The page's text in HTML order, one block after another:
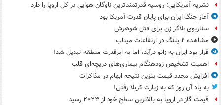
نشریه آمریکایی: روسیه قدرتمندترین ناوگان هوایی در کل اروپا را دارد
آغاز جنگ ایران برای پایان قدرت آمریکا بود
سناریوی بلاگر زن برای قتل شوهرش
مشاهده ۴ پلنگ در ارتفاعات میناب
قرار بود ایران به زانو درآید، اما به ابرقدرت منطقه تبدیل شد!
اهمیت تشخیص زودهنگام بیماری‌های دریچه‌ای قلب
افزایش مجدد قیمت بنزین نتیجه ابهام در مذاکرات
به یاد آن روز که به زیارت کربلا رفتی!
قیمت گاز در اروپا به بالاترین سطح خود از ۲۰۲۳ رسید